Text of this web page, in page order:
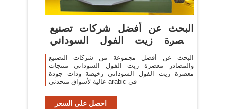
البحث عن أفضل شركات تصنيع
معصرة زيت الفول السوداني
ومعصرة
البحث عن أفضل مجموعة من شركات التصنيع
والمصادر معصرة زيت الفول السوداني منتجات
معصرة زيت الفول السوداني رخيصة وذات جودة
عالية لأسواق متحدثي arabic في
احصل على السعر